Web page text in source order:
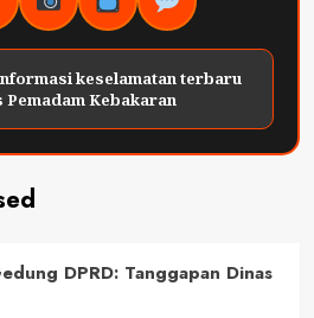
keselamatan terbaru
Pemadam Kebakaran
DPRD: Tanggapan Dinas